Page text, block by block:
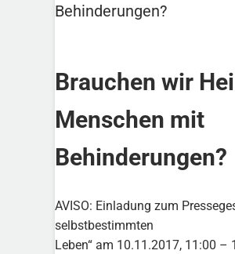
Behinderungen?
Brauchen wir
Menschen mit
Behinderungen?
AVISO: Einladung zum
selbstbestimmten
Leben“ am 10.11.2017, 11:00 –